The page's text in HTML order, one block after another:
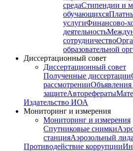
средаСтипендии и
обучающихся
услугиФинансово-
деятельность
сотрудничество
образовательной
Диссертационный совет
Диссертационный совет
Полученные диссертации
рассмотренииОбъявления
защитеАвторефераты
Издательство ИОА
Мониторинг и измерения
Мониторинг и измерения
Спутниковые снимки
станцияАэрозольный
Противодействие коррупции